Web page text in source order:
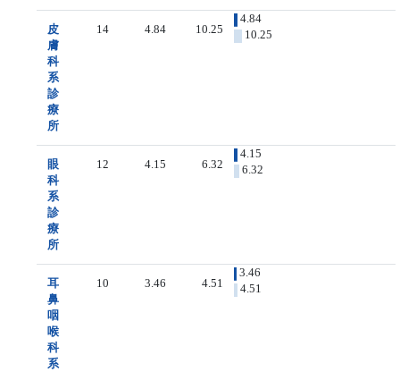
皮
膚
科
系
診
療
所
14 4.84 10.25
4.84
10.25
眼
科
系
診
療
所
12 4.15 6.32
4.15
6.32
耳
鼻
咽
喉
科
系
10 3.46 4.51
3.46
4.51